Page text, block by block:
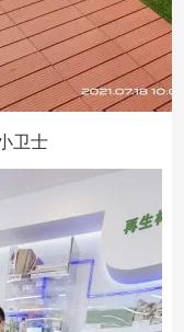
卫士